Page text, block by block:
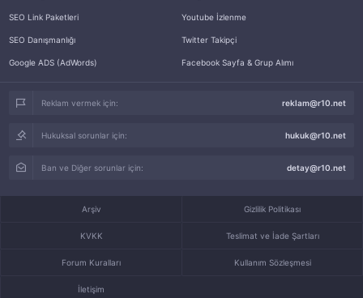
SEO Link Paketleri
SEO Danışmanlığı
Google ADS (AdWords)
Youtube İzlenme
Twitter Takipçi
Facebook Sayfa & Grup Alımı
Reklam vermek için: reklam@r10.net
Hukuksal sorunlar için: hukuk@r10.net
Ban ve Diğer sorunlar için: detay@r10.net
Arşiv Gizlilik Politikası
KVKK Teslimat ve İade Şartları
Forum Kuralları Kullanım Sözleşmesi
İletişim